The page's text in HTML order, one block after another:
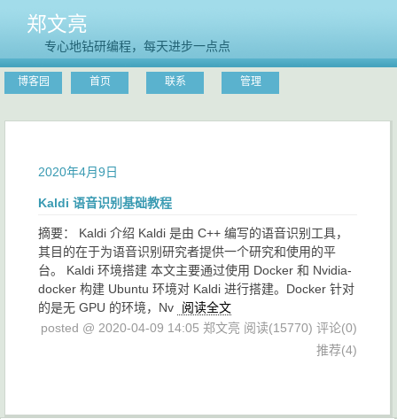
郑文亮
专心地钻研编程，每天进步一点点
博客园 首页 联系 管理
2020年4月9日
Kaldi 语音识别基础教程
摘要： Kaldi 介绍 Kaldi 是由 C++ 编写的语音识别工具，
其目的在于为语音识别研究者提供一个研究和使用的平
台。 Kaldi 环境搭建 本文主要通过使用 Docker 和 Nvidia-
docker 构建 Ubuntu 环境对 Kaldi 进行搭建。Docker 针对
的是无 GPU 的环境，Nv
阅读全文
posted @ 2020-04-09 14:05 郑文亮 阅读(15770) 评论(0)
推荐(4)